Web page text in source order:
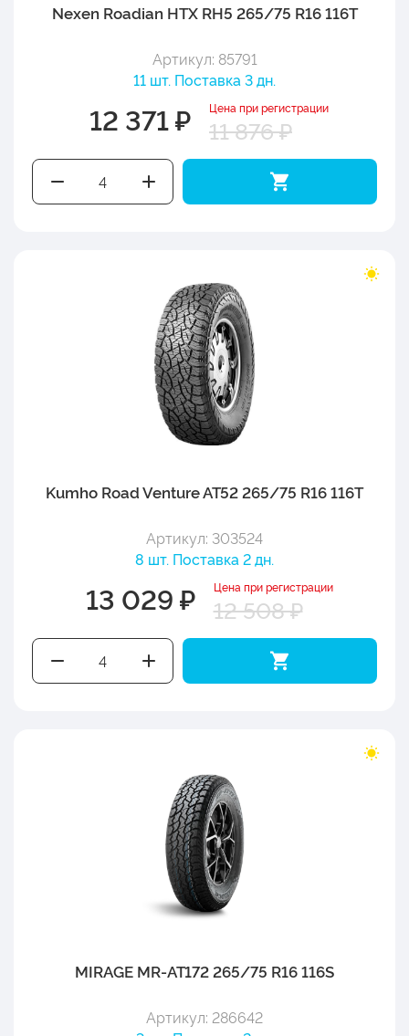
Nexen Roadian HTX RH5 265/75 R16 116T
Артикул: 85791
11 шт. Поставка 3 дн.
12 371 ₽ Цена при регистрации
11 876 ₽
Kumho Road Venture AT52 265/75 R16 116T
Артикул: 303524
8 шт. Поставка 2 дн.
13 029 ₽ Цена при регистрации
12 508 ₽
MIRAGE MR-AT172 265/75 R16 116S
Артикул: 286642